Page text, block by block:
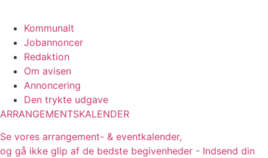
Kommunalt
Jobannoncer
Redaktion
Om avisen
Annoncering
Den trykte udgave
ARRANGEMENTSKALENDER
Se vores arrangement- & eventkalender,
og gå ikke glip af de bedste begivenheder - Indsend din